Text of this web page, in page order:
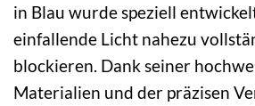
in Blau wurde speziell
einfallende Licht nahezu
blockieren. Dank seiner
Materialien und der präzisen